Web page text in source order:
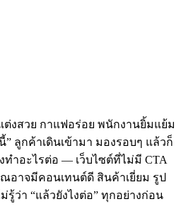
งสวย กาแฟอร่อย พนักงานยิ้มแย้ม
” ลูกค้าเดินเข้ามา มองรอบๆ แล้วก็
ทำอะไรต่อ — เว็บไซต์ที่ไม่มี CTA
อาจมีคอนเทนต์ดี สินค้าเยี่ยม รูป
รู้ว่า “แล้วยังไงต่อ” ทุกอย่างก่อน